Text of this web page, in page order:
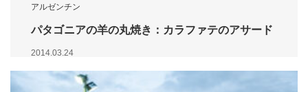
アルゼンチン
パタゴニアの羊の丸焼き：カラファテのアサード
2014.03.24